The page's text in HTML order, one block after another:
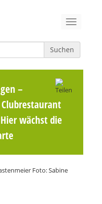
Suchen
–
wächst die